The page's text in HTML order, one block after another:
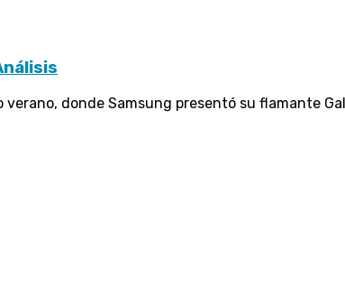
donde Samsung presentó su flamante